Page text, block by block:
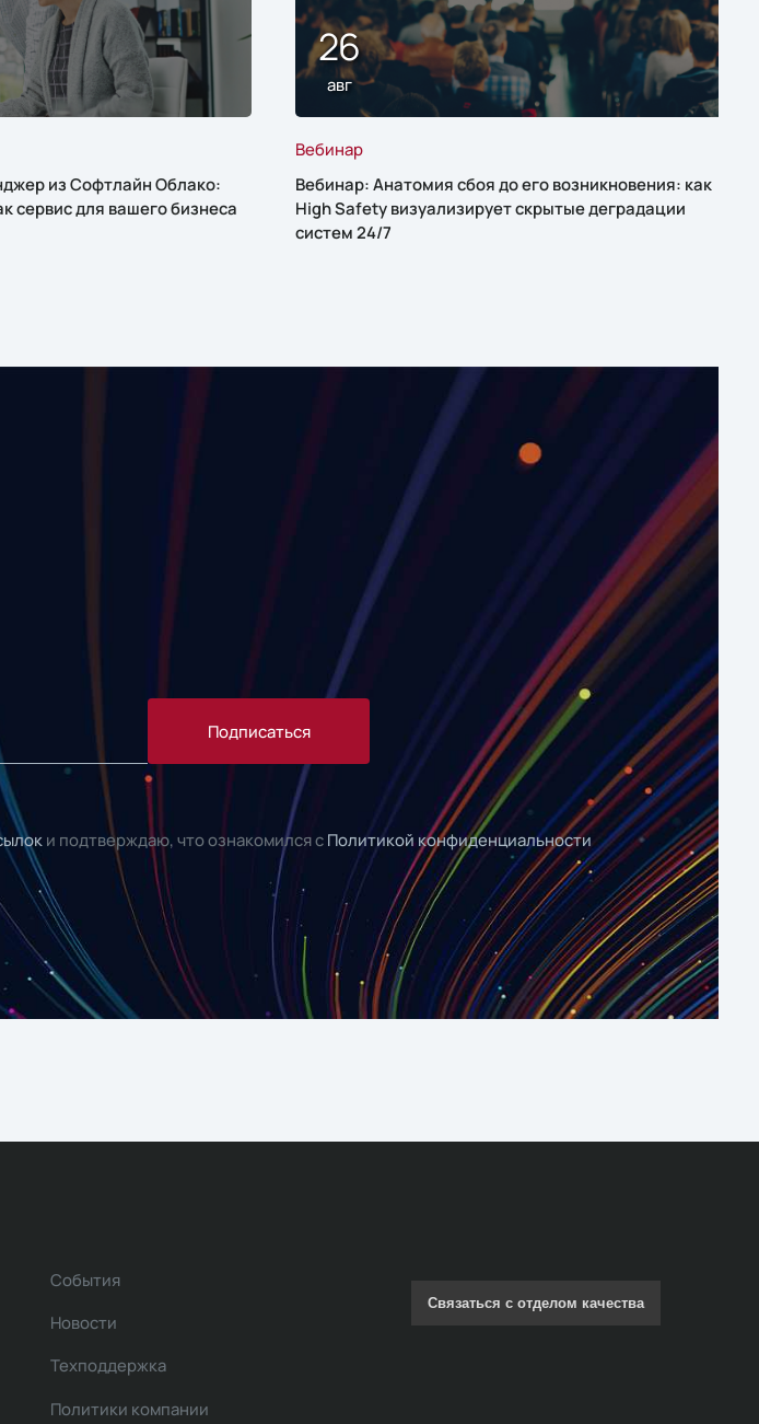
из Софтлайн Облако:
сервис для вашего бизнеса
26
авг
Вебинар
Вебинар: Анатомия сбоя до его возникновения: как
High Safety визуализирует скрытые деградации
систем 24/7
Подписаться
и подтверждаю, что ознакомился с Политикой конфиденциальности
События
Новости
Техподдержка
Политики компании
Связаться с отделом качества